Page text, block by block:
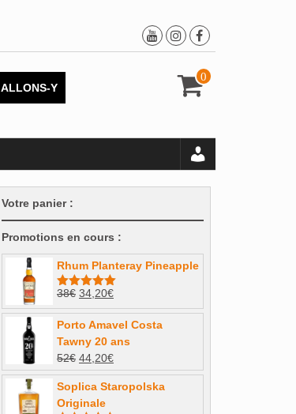
0
ALLONS-Y
Votre panier :
Promotions en cours :
Rhum Planteray Pineapple
Note5.00
sur 5
38€ Le
prix
initial
était :
38€.
34,20€Le
prix
actuel
est :
34,20€.
Porto Amavel Costa
Tawny 20 ans
52€ Le
prix
initial
était :
44,20€Le
prix
actuel
Soplica Staropolska
Originale